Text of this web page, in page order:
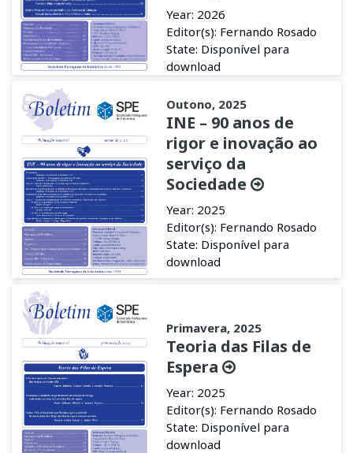
Year: 2026
Editor(s): Fernando Rosado
State: Disponível para
download
Outono, 2025
INE – 90 anos de
rigor e inovação ao
serviço da
Sociedade
Year: 2025
Editor(s): Fernando Rosado
State: Disponível para
download
Primavera, 2025
Teoria das Filas de
Espera
Year: 2025
Editor(s): Fernando Rosado
State: Disponível para
download